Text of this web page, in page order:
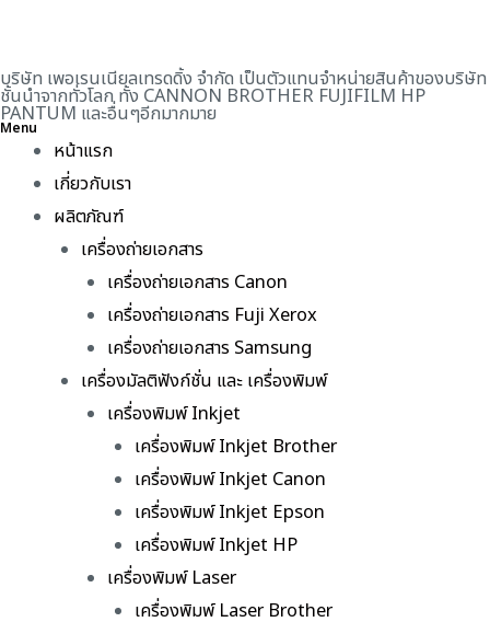
บริษัท เพอเรนเนียลเทรดดิ้ง จำกัด เป็นตัวแทนจำหน่ายสินค้าของบริษัท
ชั้นนำจากทั่วโลก ทั้ง CANNON BROTHER FUJIFILM HP
PANTUM และอื่นๆอีกมากมาย
Menu
หน้าแรก
เกี่ยวกับเรา
ผลิตภัณฑ์
เครื่องถ่ายเอกสาร
เครื่องถ่ายเอกสาร Canon
เครื่องถ่ายเอกสาร Fuji Xerox
เครื่องถ่ายเอกสาร Samsung
เครื่องมัลติฟังก์ชั่น และ เครื่องพิมพ์
เครื่องพิมพ์ Inkjet
เครื่องพิมพ์ Inkjet Brother
เครื่องพิมพ์ Inkjet Canon
เครื่องพิมพ์ Inkjet Epson
เครื่องพิมพ์ Inkjet HP
เครื่องพิมพ์ Laser
เครื่องพิมพ์ Laser Brother